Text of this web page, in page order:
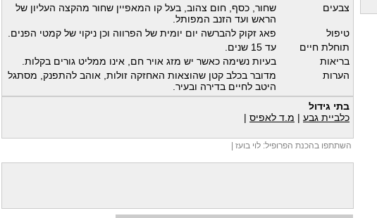
שחור, כסף, חום צהוב, בעל קו המאפיין שחור מהקצה העליון של
הראש ועד הזנב המפותל.
צבעים
פאג זקוק להברשה יום יומית של הפרווה וכן ניקוי של קמטי הפנים.
טיפול
עד 15 שנים.
תוחלת חיים
בעיות נשימה כאשר יש מזג אויר חם, אינו ממליט גורים בקלות.
בריאות
מדובר בכלב קטן שהוצאות האחזקה זולות, אוהב להתפנק, מסתגל
היטב לחיים בדירה ובעיר.
הערות
בתי גידול
כלביית גבע | מ.ד לאפיס |
השתתפו בהכנת הפרופיל: לוי בועז